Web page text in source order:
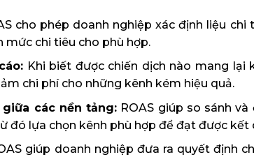
cho phép doanh nghiệp xác định liệu
mức chi tiêu cho phù hợp.
Khi biết được chiến dịch nào mang
chi phí cho những kênh kém hiệu quả.
các nền tảng: ROAS giúp so sánh
đó lựa chọn kênh phù hợp để đạt được kết
giúp doanh nghiệp đưa ra quyết định